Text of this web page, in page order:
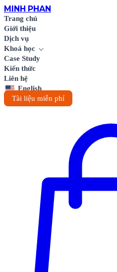
MINH PHAN
Trang chủ
Giới thiệu
Dịch vụ
Khoá học
Case Study
Kiến thức
Liên hệ
English
Tài liệu miễn phí